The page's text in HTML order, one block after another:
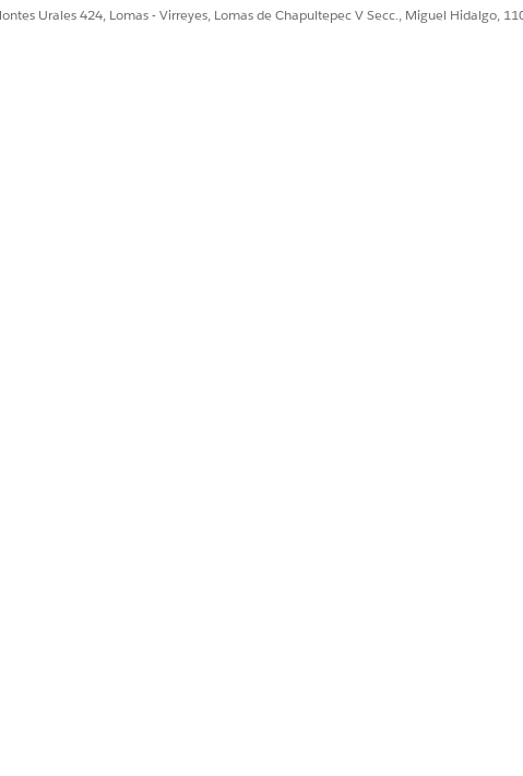
haga clic enActivar .
Urales 424, Lomas - Virreyes, Lomas de Chapultepec V Secc., Miguel Hidalgo,